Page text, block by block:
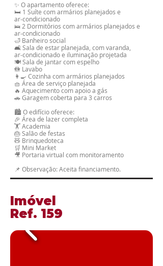
✨ O apartamento oferece:
🛏️ 1 Suíte com armários planejados e
ar‑condicionado
🛌 2 Dormitórios com armários planejados e
ar‑condicionado
🛁 Banheiro social
🛋️ Sala de estar planejada, com varanda,
ar‑condicionado e iluminação projetada
🍽️ Sala de jantar com espelho
🚻 Lavabo
👩‍🍳 Cozinha com armários planejados
🧺 Área de serviço planejada
🔥 Aquecimento com apoio a gás
🚗 Garagem coberta para 3 carros
🏙️ O edifício oferece:
🎉 Área de lazer completa
🏋️ Academia
🎂 Salão de festas
🧸 Brinquedoteca
🛒 Mini Market
🎥 Portaria virtual com monitoramento
📌 Observação: Aceita financiamento.
​Imóvel
​Ref. 159